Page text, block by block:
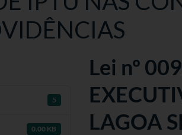
5
0.00 KB
Lei nº
LAGOA